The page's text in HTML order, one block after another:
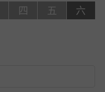
四 五 六